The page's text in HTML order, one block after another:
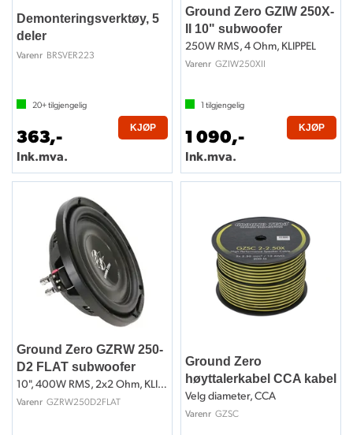
Demonteringsverktøy, 5
deler
Varenr BRSVER223
20+tilgjengelig
363,-
Ink.mva.
KJØP
Ground Zero GZIW 250X-
II 10" subwoofer
250W RMS, 4 Ohm, KLIPPEL
Varenr GZIW250XII
1 tilgjengelig
1 090,-
Ink.mva.
KJØP
Ground Zero GZRW 250-
D2 FLAT subwoofer
10", 400W RMS, 2x2 Ohm, KLIPPEL
Varenr GZRW250D2FLAT
Ground Zero
høyttalerkabel CCA kabel
Velg diameter, CCA
Varenr GZSC